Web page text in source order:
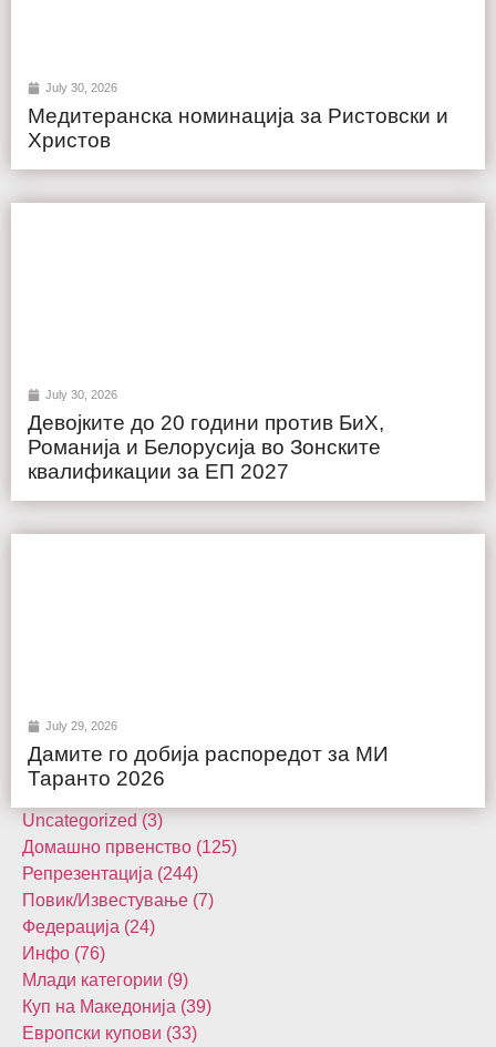
July 30, 2026
Медитеранска номинација за Ристовски и
Христов
July 30, 2026
Девојките до 20 години против БиХ,
Романија и Белорусија во Зонските
квалификации за ЕП 2027
July 29, 2026
Дамите го добија распоредот за МИ
Таранто 2026
Uncategorized (3)
Домашнo првенство (125)
Репрезентација (244)
Повик/Известување (7)
Федерација (24)
Инфо (76)
Млади категории (9)
Куп на Македонија (39)
Европски купови (33)